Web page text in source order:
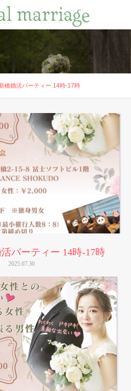
橋婚活パーティー 14時-17時
パーティー 14時-17時
2025.07.30